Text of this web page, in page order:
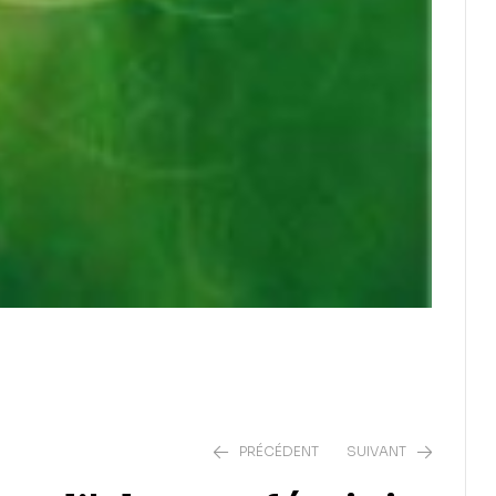
PRÉCÉDENT SUIVANT